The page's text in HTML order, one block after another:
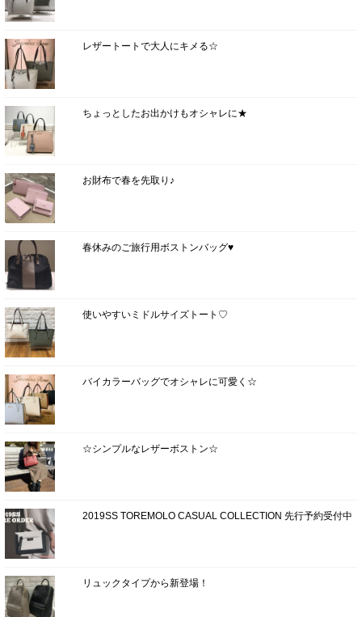
レザートートで大人にキメる☆
ちょっとしたお出かけもオシャレに★
お財布で春を先取り♪
春休みのご旅行用ボストンバッグ♥
使いやすいミドルサイズトート♡
バイカラーバッグでオシャレに可愛く☆
☆シンプルなレザーボストン☆
2019SS TOREMOLO CASUAL COLLECTION 先行予約受付中
リュックタイプから新登場！